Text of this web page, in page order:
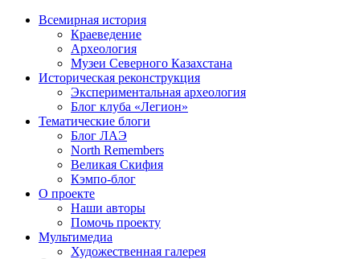
Всемирная история
Краеведение
Археология
Музеи Северного Казахстана
Историческая реконструкция
Экспериментальная археология
Блог клуба «Легион»
Тематические блоги
Блог ЛАЭ
North Remembers
Великая Скифия
Кэмпо-блог
О проекте
Наши авторы
Помочь проекту
Мультимедиа
Художественная галерея